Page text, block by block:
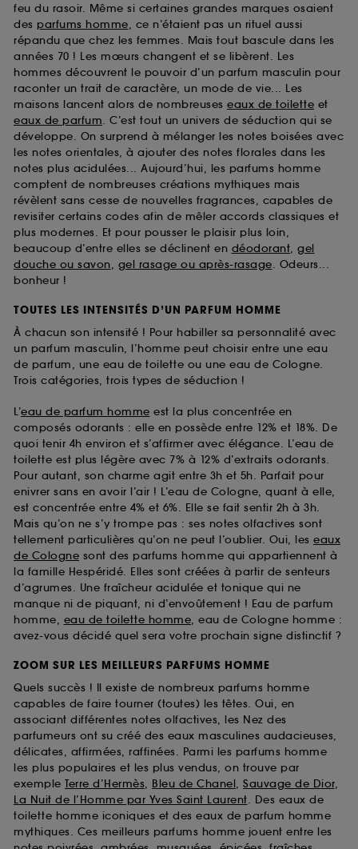
feu du rasoir. Même si certaines grandes marques osaient
des parfums homme, ce n’étaient pas un rituel aussi
répandu que chez les femmes. Mais tout bascule dans les
années 70 ! Les mœurs changent et se libèrent. Les
hommes découvrent le pouvoir d’un parfum masculin pour
raconter un trait de caractère, un mode de vie... Les
maisons lancent alors de nombreuses eaux de toilette et
eaux de parfum. C’est tout un univers de séduction qui se
développe. On surprend à mélanger les notes boisées avec
les notes orientales, à ajouter des notes florales dans les
notes plus acidulées... Aujourd’hui, les parfums homme
comptent de nombreuses créations mythiques mais
révèlent sans cesse de nouvelles fragrances, capables de
revisiter certains codes afin de mêler accords classiques et
plus modernes. Et pour pousser le plaisir plus loin,
beaucoup d’entre elles se déclinent en déodorant, gel
douche ou savon, gel rasage ou après-rasage. Odeurs...
bonheur !
TOUTES LES INTENSITÉS D’UN PARFUM HOMME
À chacun son intensité ! Pour habiller sa personnalité avec
un parfum masculin, l’homme peut choisir entre une eau
de parfum, une eau de toilette ou une eau de Cologne.
Trois catégories, trois types de séduction !
L’eau de parfum homme est la plus concentrée en
composés odorants : elle en possède entre 12% et 18%. De
quoi tenir 4h environ et s’affirmer avec élégance. L’eau de
toilette est plus légère avec 7% à 12% d’extraits odorants.
Pour autant, son charme agit entre 3h et 5h. Parfait pour
enivrer sans en avoir l’air ! L’eau de Cologne, quant à elle,
est concentrée entre 4% et 6%. Elle se fait sentir 2h à 3h.
Mais qu’on ne s’y trompe pas : ses notes olfactives sont
tellement particulières qu’on ne peut l’oublier. Oui, les eaux
de Cologne sont des parfums homme qui appartiennent à
la famille Hespéridé. Elles sont créées à partir de senteurs
d’agrumes. Une fraîcheur acidulée et tonique qui ne
manque ni de piquant, ni d’envoûtement ! Eau de parfum
homme, eau de toilette homme, eau de Cologne homme :
avez-vous décidé quel sera votre prochain signe distinctif ?
ZOOM SUR LES MEILLEURS PARFUMS HOMME
Quels succès ! Il existe de nombreux parfums homme
capables de faire tourner (toutes) les têtes. Oui, en
associant différentes notes olfactives, les Nez des
parfumeurs ont su créé des eaux masculines audacieuses,
délicates, affirmées, raffinées. Parmi les parfums homme
les plus populaires et les plus vendus, on trouve par
exemple Terre d’Hermès, Bleu de Chanel, Sauvage de Dior,
La Nuit de l’Homme par Yves Saint Laurent. Des eaux de
toilette homme iconiques et des eaux de parfum homme
mythiques. Ces meilleurs parfums homme jouent entre les